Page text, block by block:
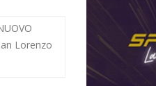
Lorenzo